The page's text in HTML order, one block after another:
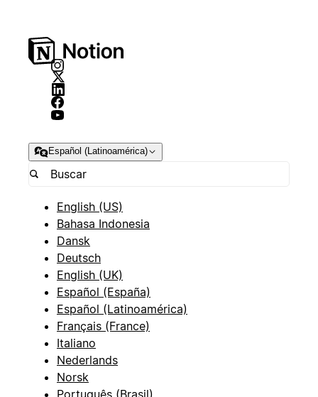
Español (Latinoamérica)
English (US)
Bahasa Indonesia
Dansk
Deutsch
English (UK)
Español (España)
Español (Latinoamérica)
Français (France)
Italiano
Nederlands
Norsk
Português (Brasil)